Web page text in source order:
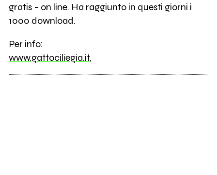
gratis - on line. Ha raggiunto in questi giorni i
1000 download.
Per info:
www.gattociliegia.it,